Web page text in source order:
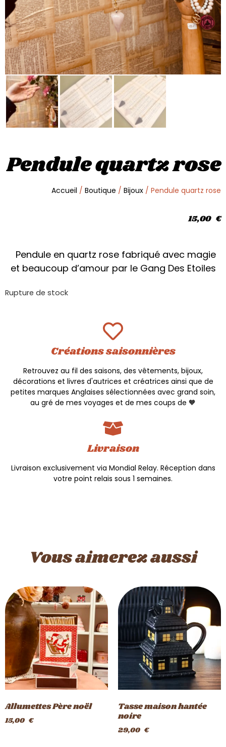
Pendule quartz rose
Accueil / Boutique / Bijoux / Pendule quartz rose
15,00 €
Pendule en quartz rose fabriqué avec magie
et beaucoup d’amour par le Gang Des Etoiles
Rupture de stock
Créations saisonnières
Retrouvez au fil des saisons, des vêtements, bijoux,
décorations et livres d'autrices et créatrices ainsi que de
petites marques Anglaises sélectionnées avec grand soin,
au gré de mes voyages et de mes coups de 🧡
Livraison
Livraison exclusivement via Mondial Relay. Réception dans
votre point relais sous 1 semaines.
Vous aimerez aussi
Allumettes Père noël
15,00 €
Tasse maison hantée
noire
29,00 €